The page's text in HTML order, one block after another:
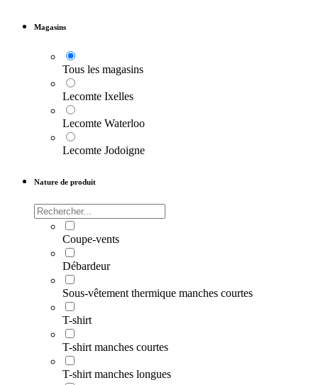
Magasins
Tous les magasins
Lecomte Ixelles
Lecomte Waterloo
Lecomte Jodoigne
Nature de produit
Coupe-vents
Débardeur
Sous-vêtement thermique manches courtes
T-shirt
T-shirt manches courtes
T-shirt manches longues